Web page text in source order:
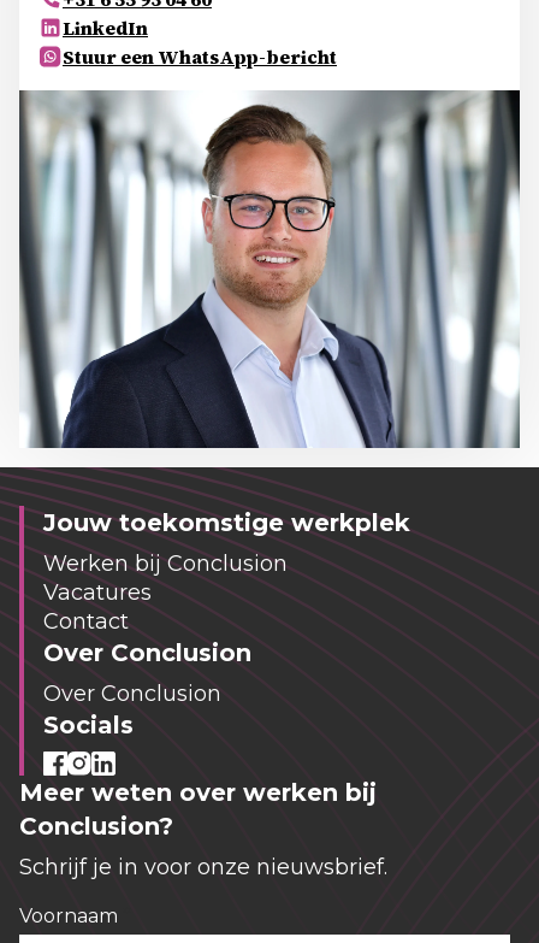
LinkedIn
Stuur een WhatsApp-bericht
Jouw toekomstige werkplek
Werken bij Conclusion
Vacatures
Contact
Over Conclusion
Over Conclusion
Socials
Meer weten over werken bij
Conclusion?
Schrijf je in voor onze nieuwsbrief.
Voornaam